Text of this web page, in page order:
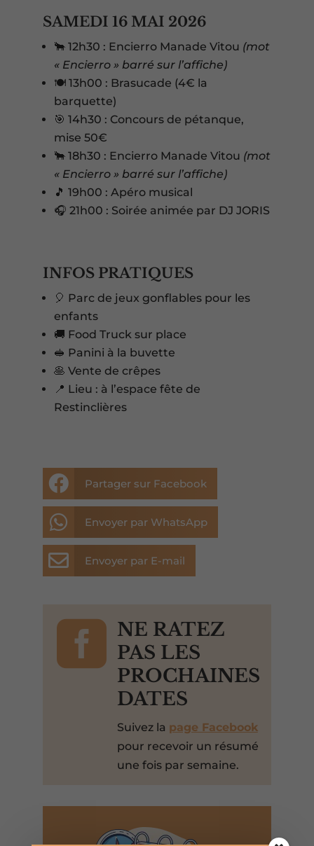
SAMEDI 16 MAI 2026
🐂 12h30 : Encierro Manade Vitou (mot
« Encierro » barré sur l’affiche)
🍽️ 13h00 : Brasucade (4€ la
barquette)
🎯 14h30 : Concours de pétanque,
mise 50€
🐂 18h30 : Encierro Manade Vitou (mot
« Encierro » barré sur l’affiche)
🎵 19h00 : Apéro musical
🎧 21h00 : Soirée animée par DJ JORIS
INFOS PRATIQUES
🎈 Parc de jeux gonflables pour les
enfants
🚚 Food Truck sur place
🥪 Panini à la buvette
🥞 Vente de crêpes
📍 Lieu : à l’espace fête de
Restinclières
 Partager sur Facebook
 Envoyer par WhatsApp
 Envoyer par E-mail

NE RATEZ
PAS LES
PROCHAINES
DATES
Suivez la page Facebook
pour recevoir un résumé
une fois par semaine.